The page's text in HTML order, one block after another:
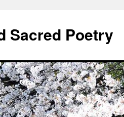
Sacred Poetry